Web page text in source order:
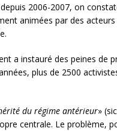
2006-2007, on
animées par des
a instauré des peines de
plus de 2500
du régime antérieur»
centrale. Le problème,